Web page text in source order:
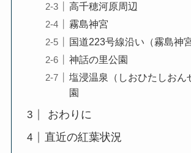
高千穂河原周辺
霧島神宮
国道223号線沿い（霧島神
神話の里公園
塩浸温泉（しおひたしおん
園
おわりに
直近の紅葉状況